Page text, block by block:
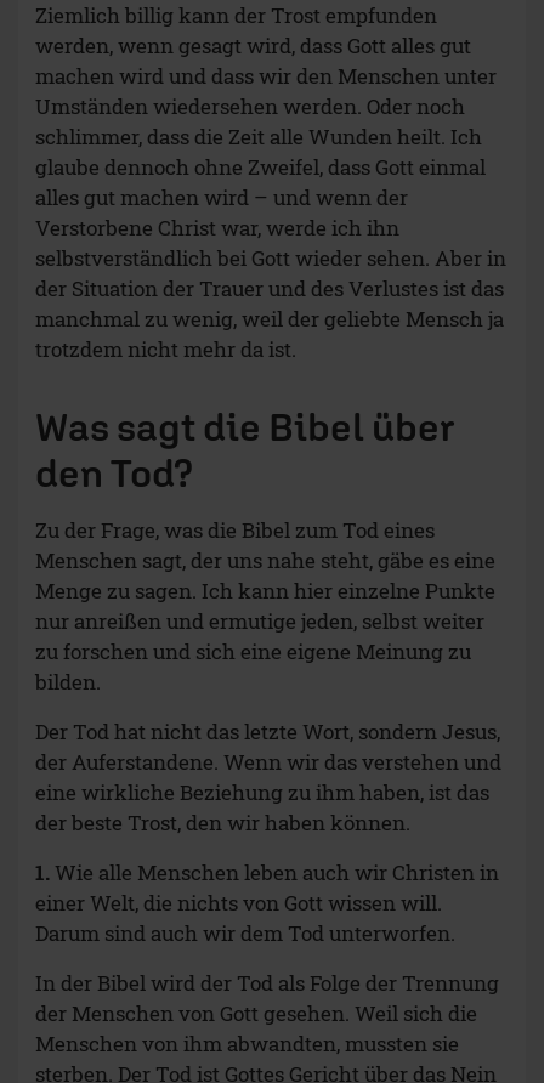
Ziemlich billig kann der Trost empfunden
werden, wenn gesagt wird, dass Gott alles gut
machen wird und dass wir den Menschen unter
Umständen wiedersehen werden. Oder noch
schlimmer, dass die Zeit alle Wunden heilt. Ich
glaube dennoch ohne Zweifel, dass Gott einmal
alles gut machen wird – und wenn der
Verstorbene Christ war, werde ich ihn
selbstverständlich bei Gott wieder sehen. Aber in
der Situation der Trauer und des Verlustes ist das
manchmal zu wenig, weil der geliebte Mensch ja
trotzdem nicht mehr da ist.
Was sagt die Bibel über
den Tod?
Zu der Frage, was die Bibel zum Tod eines
Menschen sagt, der uns nahe steht, gäbe es eine
Menge zu sagen. Ich kann hier einzelne Punkte
nur anreißen und ermutige jeden, selbst weiter
zu forschen und sich eine eigene Meinung zu
bilden.
Der Tod hat nicht das letzte Wort, sondern Jesus,
der Auferstandene. Wenn wir das verstehen und
eine wirkliche Beziehung zu ihm haben, ist das
der beste Trost, den wir haben können.
1. Wie alle Menschen leben auch wir Christen in
einer Welt, die nichts von Gott wissen will.
Darum sind auch wir dem Tod unterworfen.
In der Bibel wird der Tod als Folge der Trennung
der Menschen von Gott gesehen. Weil sich die
Menschen von ihm abwandten, mussten sie
sterben. Der Tod ist Gottes Gericht über das Nein